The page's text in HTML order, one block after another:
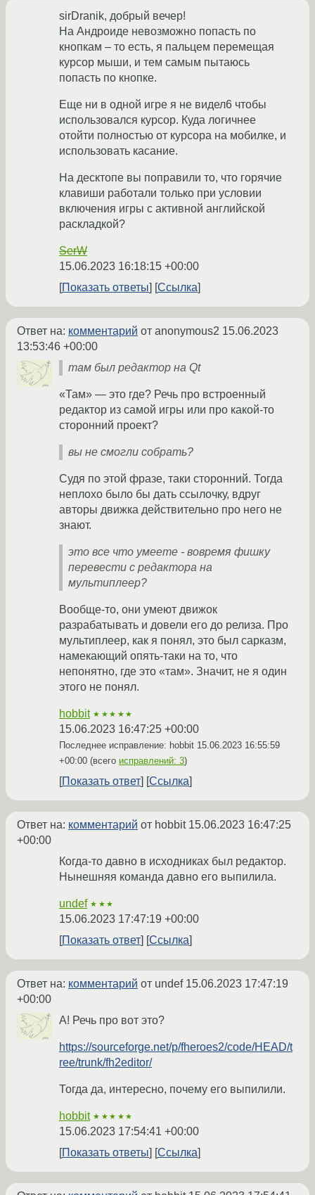
sirDranik, добрый вечер!
На Андроиде невозможно попасть по
кнопкам – то есть, я пальцем перемещая
курсор мыши, и тем самым пытаюсь
попасть по кнопке.
Еще ни в одной игре я не видел6 чтобы
использовался курсор. Куда логичнее
отойти полностью от курсора на мобилке, и
использовать касание.
На десктопе вы поправили то, что горячие
клавиши работали только при условии
включения игры с активной английской
раскладкой?
SerW
15.06.2023 16:18:15 +00:00
Показать ответы
Ссылка
Ответ на: комментарий от anonymous2 15.06.2023
13:53:46 +00:00
там был редактор на Qt
«Там» — это где? Речь про встроенный
редактор из самой игры или про какой-то
сторонний проект?
вы не смогли собрать?
Судя по этой фразе, таки сторонний. Тогда
неплохо было бы дать ссылочку, вдруг
авторы движка действительно про него не
знают.
это все что умеете - вовремя фишку
перевести с редактора на
мультиплеер?
Вообще-то, они умеют движок
разрабатывать и довели его до релиза. Про
мультиплеер, как я понял, это был сарказм,
намекающий опять-таки на то, что
непонятно, где это «там». Значит, не я один
этого не понял.
hobbit ★★★★★
15.06.2023 16:47:25 +00:00
Последнее исправление: hobbit 15.06.2023 16:55:59
+00:00 (всего исправлений: 3)
Показать ответ Ссылка
Ответ на: комментарий от hobbit 15.06.2023 16:47:25
+00:00
Когда-то давно в исходниках был редактор.
Нынешняя команда давно его выпилила.
undef ★★★
15.06.2023 17:47:19 +00:00
Показать ответ
Ссылка
Ответ на: комментарий от undef 15.06.2023 17:47:19
+00:00
А! Речь про вот это?
https://sourceforge.net/p/fheroes2/code/HEAD/t
ree/trunk/fh2editor/
Тогда да, интересно, почему его выпилили.
hobbit ★★★★★
15.06.2023 17:54:41 +00:00
Показать ответы
Ссылка